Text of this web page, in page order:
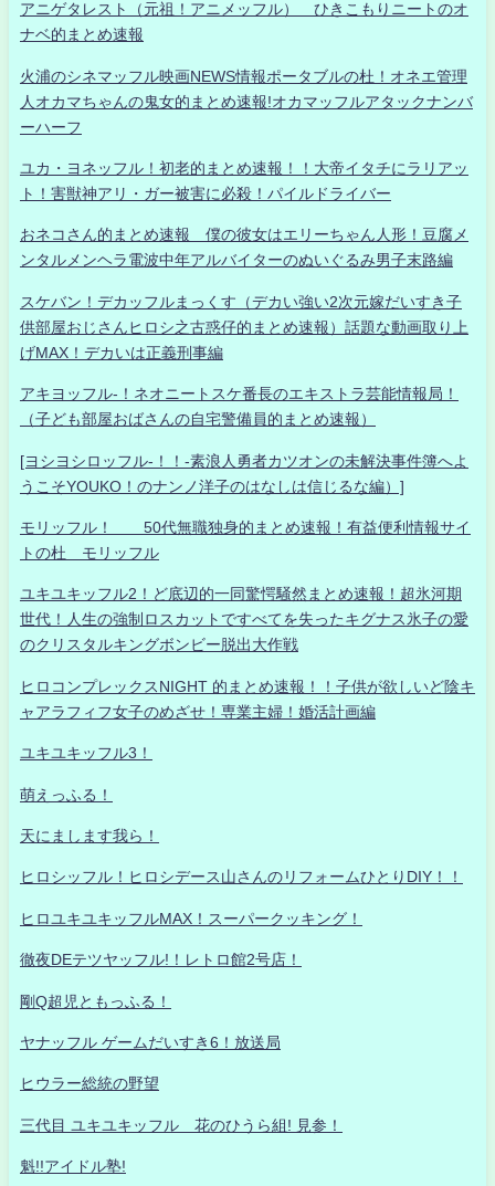
アニゲタレスト（元祖！アニメッフル） ひきこもりニートのオ
ナベ的まとめ速報
火浦のシネマッフル映画NEWS情報ポータブルの杜！オネエ管理
人オカマちゃんの鬼女的まとめ速報!オカマッフルアタックナンバ
ーハーフ
ユカ・ヨネッフル！初老的まとめ速報！！大帝イタチにラリアッ
ト！害獣神アリ・ガー被害に必殺！パイルドライバー
おネコさん的まとめ速報 僕の彼女はエリーちゃん人形！豆腐メ
ンタルメンヘラ電波中年アルバイターのぬいぐるみ男子末路編
スケバン！デカッフルまっくす（デカい強い2次元嫁だいすき子
供部屋おじさんヒロシ之古惑仔的まとめ速報）話題な動画取り上
げMAX！デカいは正義刑事編
アキヨッフル-！ネオニートスケ番長のエキストラ芸能情報局！
（子ども部屋おばさんの自宅警備員的まとめ速報）
[ヨシヨシロッフル-！！-素浪人勇者カツオンの未解決事件簿へよ
うこそYOUKO！のナンノ洋子のはなしは信じるな編）]
モリッフル！ 50代無職独身的まとめ速報！有益便利情報サイ
トの杜 モリッフル
ユキユキッフル2！ど底辺的一同驚愕騒然まとめ速報！超氷河期
世代！人生の強制ロスカットですべてを失ったキグナス氷子の愛
のクリスタルキングボンビー脱出大作戦
ヒロコンプレックスNIGHT 的まとめ速報！！子供が欲しいど陰キ
ャアラフィフ女子のめざせ！専業主婦！婚活計画編
ユキユキッフル3！
萌えっふる！
天にまします我ら！
ヒロシッフル！ヒロシデース山さんのリフォームひとりDIY！！
ヒロユキユキッフルMAX！スーパークッキング！
徹夜DEテツヤッフル!！レトロ館2号店！
剛Q超児ともっふる！
ヤナッフル ゲームだいすき6！放送局
ヒウラー総統の野望
三代目 ユキユキッフル 花のひうら組! 見参！
魁!!アイドル塾!